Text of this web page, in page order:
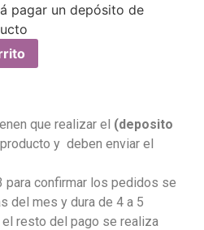
pagar un depósito de
que realizar el (deposito
y deben enviar el
para confirmar los pedidos se
del mes y dura de 4 a 5
resto del pago se realiza